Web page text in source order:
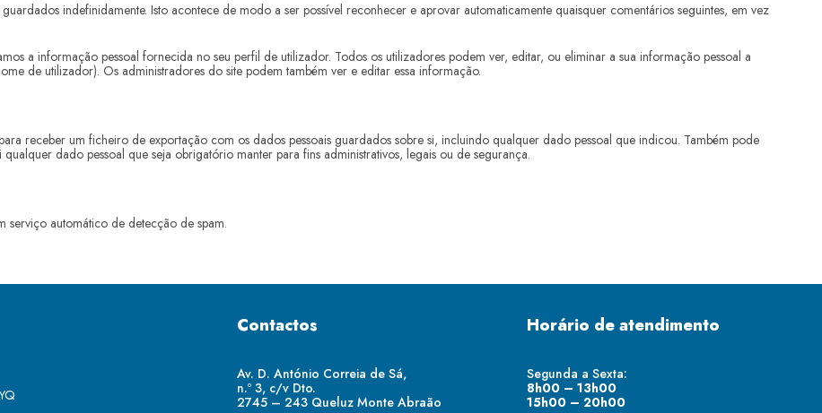
indefinidamente. Isto acontece de modo a ser possível reconhecer e aprovar automaticamente quaisquer comentários seguintes, em vez
a informação pessoal fornecida no seu perfil de utilizador. Todos os utilizadores podem ver, editar, ou eliminar a sua informação pessoal a
de utilizador). Os administradores do site podem também ver e editar essa informação.
receber um ficheiro de exportação com os dados pessoais guardados sobre si, incluindo qualquer dado pessoal que indicou. Também pode
dado pessoal que seja obrigatório manter para fins administrativos, legais ou de segurança.
serviço automático de detecção de spam.
Contactos
Av. D. António Correia de Sá,
n.º 3, c/v Dto.
2745 – 243 Queluz Monte Abraão
Horário de atendimento
Segunda a Sexta:
8h00 – 13h00
15h00 – 20h00